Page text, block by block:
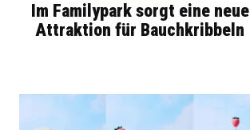
Im Familypark sorgt eine neue
Attraktion für Bauchkribbeln